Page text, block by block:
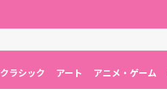
クラシック アート アニメ・ゲーム